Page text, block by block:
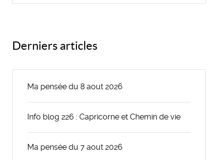
Derniers articles
Ma pensée du 8 aout 2026
Info blog 226 : Capricorne et Chemin de vie
Ma pensée du 7 aout 2026